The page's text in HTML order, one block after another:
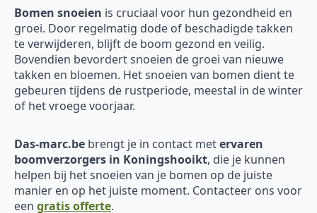
Bomen snoeien is cruciaal voor hun gezondheid en
groei. Door regelmatig dode of beschadigde takken
te verwijderen, blijft de boom gezond en veilig.
Bovendien bevordert snoeien de groei van nieuwe
takken en bloemen. Het snoeien van bomen dient te
gebeuren tijdens de rustperiode, meestal in de winter
of het vroege voorjaar.
Das-marc.be brengt je in contact metervaren
boomverzorgers in Koningshooikt, die je kunnen
helpen bij het snoeien van je bomen op de juiste
manier en op het juiste moment. Contacteer ons voor
een gratis offerte.